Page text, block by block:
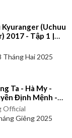
(Uchuu
2017 - Tập 1 |
Tháng Hai 2025
Ta - Hà My -
Định Mệnh -
Official
Giêng 2025